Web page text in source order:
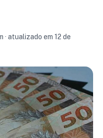
· atualizado em 12 de